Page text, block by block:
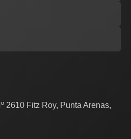
2610 Fitz Roy, Punta Arenas,